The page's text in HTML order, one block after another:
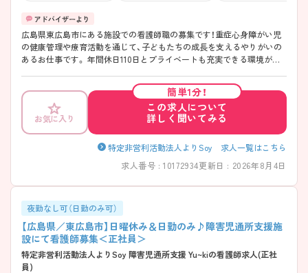
広島県東広島市にある施設での看護師職の募集です！重症心身障がい児
の健康管理や療育活動を通じて、子どもたちの成長を支えるやりがいの
あるお仕事です。 年間休日110日とプライベートも充実できる環境が整
お気軽にお問い合わせください。
お気に入り
簡単1分！
この求人について
詳しく聞いてみる
特定非営利活動法人よりSoy 求人一覧はこちら
求人番号 : 10172934更新日 : 2026年8月4日
夜勤なし可（日勤のみ可）
【広島県／東広島市】日曜休み＆日勤のみ♪障害児通所支援施
設にて看護師募集＜正社員＞
特定非営利活動法人よりSoy 障害児通所支援 Yu~kiの看護師求人(正社
員)